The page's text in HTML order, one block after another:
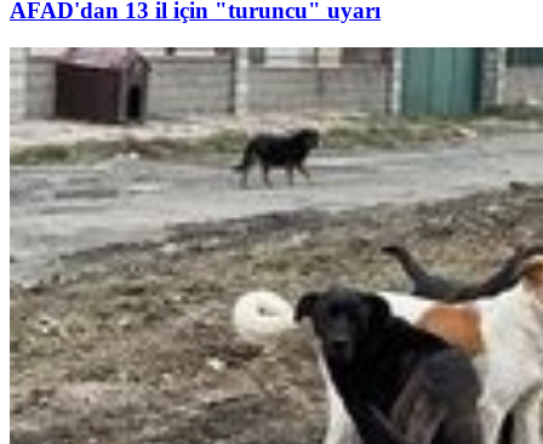
AFAD'dan 13 il için "turuncu" uyarı